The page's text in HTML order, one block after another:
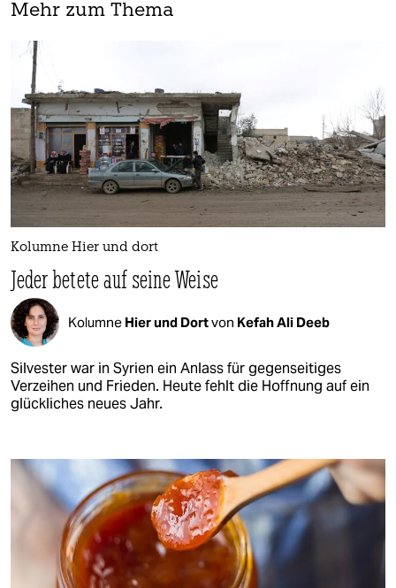
Mehr zum Thema
Kolumne Hier und dort
Jeder betete auf seine Weise
Kolumne Hier und Dortvon Kefah Ali Deeb
Silvester war in Syrien ein Anlass für gegenseitiges
Verzeihen und Frieden. Heute fehlt die Hoffnung auf ein
glückliches neues Jahr.